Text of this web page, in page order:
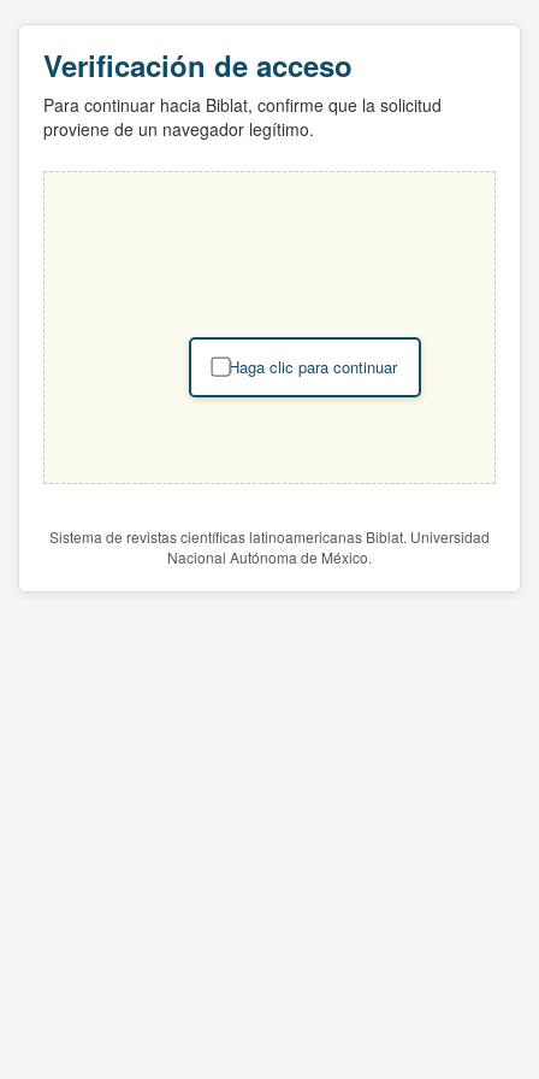
Verificación de acceso
Para continuar hacia Biblat, confirme que la solicitud
proviene de un navegador legítimo.
Haga clic para continuar
Sistema de revistas científicas latinoamericanas Biblat. Universidad
Nacional Autónoma de México.